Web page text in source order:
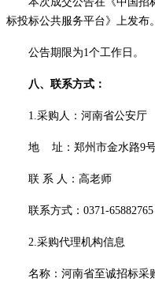
标投标公共服务平台》 上发布。
公告期限为1个工作日。
八、联系方式：
1.采购人： 河南省公安厅
地 址： 郑州市金水路9
联 系 人： 高老师
联系方式： 0371-65882765
2.采购代理机构信息
名称：河南省至诚招标采